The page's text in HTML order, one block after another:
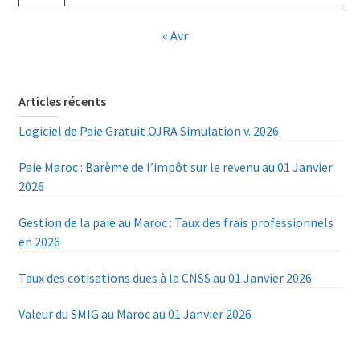
« Avr
Articles récents
Logiciel de Paie Gratuit OJRA Simulation v. 2026
Paie Maroc : Barème de l’impôt sur le revenu au 01 Janvier
2026
Gestion de la paie au Maroc : Taux des frais professionnels
en 2026
Taux des cotisations dues à la CNSS au 01 Janvier 2026
Valeur du SMIG au Maroc au 01 Janvier 2026